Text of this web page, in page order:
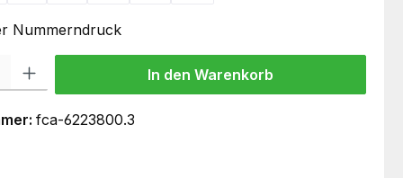
Nummerndruck
In den Warenkorb
fca-6223800.3